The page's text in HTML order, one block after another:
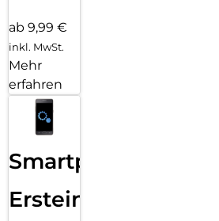
ab 9,99 €
inkl. MwSt.
Mehr
erfahren
Smartphone
Ersteinrichtung